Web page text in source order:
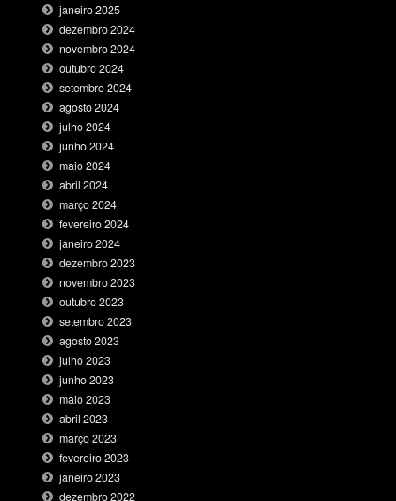
janeiro 2025
dezembro 2024
novembro 2024
outubro 2024
setembro 2024
agosto 2024
julho 2024
junho 2024
maio 2024
abril 2024
março 2024
fevereiro 2024
janeiro 2024
dezembro 2023
novembro 2023
outubro 2023
setembro 2023
agosto 2023
julho 2023
junho 2023
maio 2023
abril 2023
março 2023
fevereiro 2023
janeiro 2023
dezembro 2022